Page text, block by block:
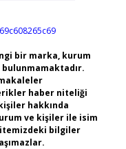
bir marka, kurum
bulunmamaktadır.
haber niteliği
hakkında
ve kişiler ile isim
bilgiler